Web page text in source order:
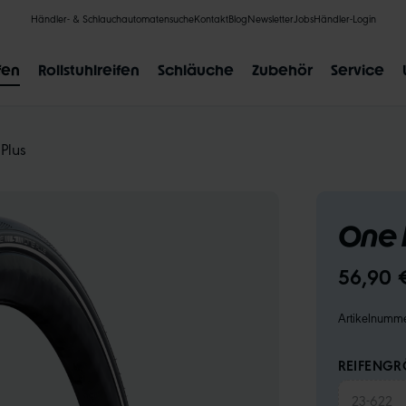
Händler- & SchlauchautomatensucheKontaktBlogNewsletter JobsHändler-Login
Rollstuhlreifen Schläuche Zubehör Service
CLIK VALVE
One
56,90
23-622